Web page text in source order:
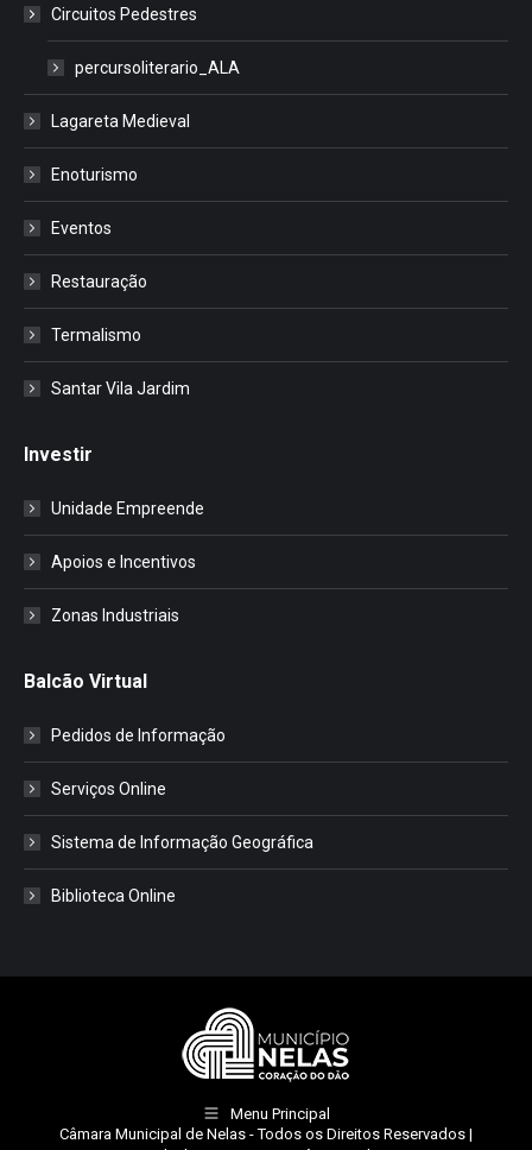
Circuitos Pedestres
percursoliterario_ALA
Lagareta Medieval
Enoturismo
Eventos
Restauração
Termalismo
Santar Vila Jardim
Investir
Unidade Empreende
Apoios e Incentivos
Zonas Industriais
Balcão Virtual
Pedidos de Informação
Serviços Online
Sistema de Informação Geográfica
Biblioteca Online
Menu Principal
Câmara Municipal de Nelas - Todos os Direitos Reservados |